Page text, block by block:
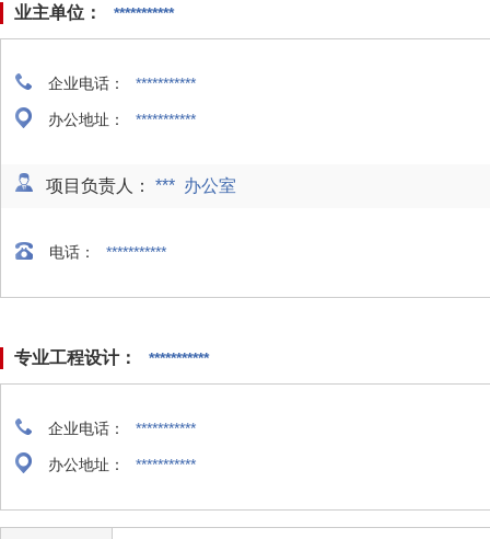
业主单位： ***********
企业电话： ***********
办公地址： ***********
项目负责人： *** 办公室
电话： ***********
专业工程设计： ***********
企业电话： ***********
办公地址： ***********